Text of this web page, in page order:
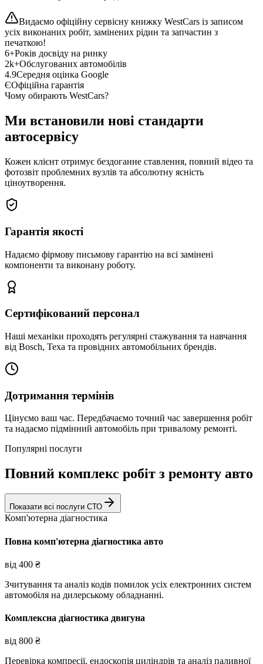
Видаємо офіційну сервісну книжку WestCars із записом
усіх виконаних робіт, замінених рідин та запчастин з
печаткою!
6+Років досвіду на ринку
2k+Обслугованих автомобілів
4.9Середня оцінка Google
ЄОфіційна гарантія
Чому обирають WestCars?
Ми встановили нові стандарти
автосервісу
Кожен клієнт отримує бездоганне ставлення, повний відео та
фотозвіт проблемних вузлів та абсолютну ясність
ціноутворення.
Гарантія якості
Надаємо фірмову письмову гарантію на всі замінені
компоненти та виконану роботу.
Сертифікований персонал
Наші механіки проходять регулярні стажування та навчання
від Bosch, Texa та провідних автомобільних брендів.
Дотримання термінів
Цінуємо ваш час. Передбачаємо точний час завершення робіт
та надаємо підмінний автомобіль при тривалому ремонті.
Популярні послуги
Повний комплекс робіт з ремонту авто
Показати всі послуги СТО
Комп'ютерна діагностика
Повна комп'ютерна діагностика авто
від 400 ₴
Зчитування та аналіз кодів помилок усіх електронних систем
автомобіля на дилерському обладнанні.
Комплексна діагностика двигуна
від 800 ₴
Перевірка компресії, ендоскопія циліндрів та аналіз паливної